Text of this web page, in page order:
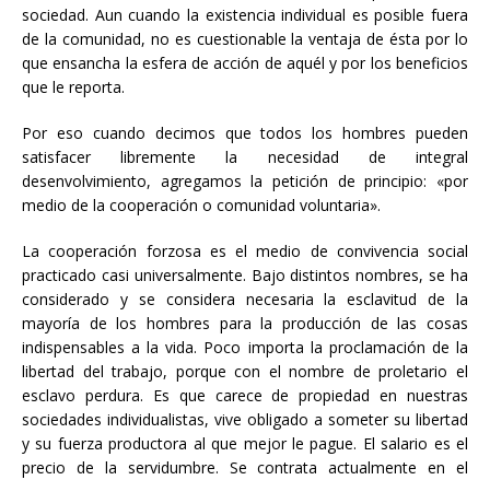
sociedad. Aun cuando la existencia individual es posible fuera
de la comunidad, no es cuestionable la ventaja de ésta por lo
que ensancha la esfera de acción de aquél y por los beneficios
que le reporta.
Por eso cuando decimos que todos los hombres pueden
satisfacer libremente la necesidad de integral
desenvolvimiento, agregamos la petición de principio: «por
medio de la cooperación o comunidad voluntaria».
La cooperación forzosa es el medio de convivencia social
practicado casi universalmente. Bajo distintos nombres, se ha
considerado y se considera necesaria la esclavitud de la
mayoría de los hombres para la producción de las cosas
indispensables a la vida. Poco importa la proclamación de la
libertad del trabajo, porque con el nombre de proletario el
esclavo perdura. Es que carece de propiedad en nuestras
sociedades individualistas, vive obligado a someter su libertad
y su fuerza productora al que mejor le pague. El salario es el
precio de la servidumbre. Se contrata actualmente en el